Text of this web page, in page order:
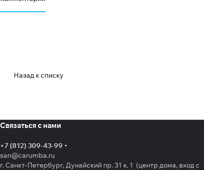
Санкт-Петербургу и в любые регионы России.
приобрести теплоноситель – для систем
Назад к списку
Связаться с нами
+7 (812) 309-43-99
san@carumba.ru
г. Санкт-Петербург, Дунайский пр. 31 к. 1 (центр дома, вход с